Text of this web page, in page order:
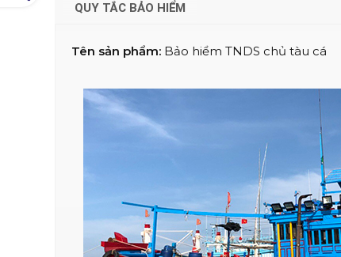
QUY TẮC BẢO HIỂM
Tên sản phẩm: Bảo hiểm TNDS chủ tàu cá